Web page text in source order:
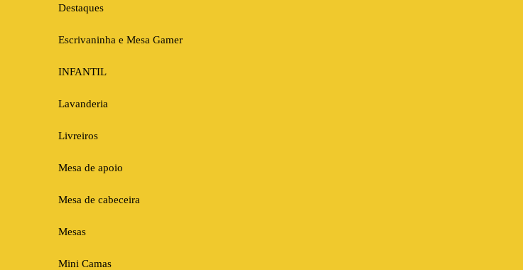
Destaques
Escrivaninha e Mesa Gamer
INFANTIL
Lavanderia
Livreiros
Mesa de apoio
Mesa de cabeceira
Mesas
Mini Camas